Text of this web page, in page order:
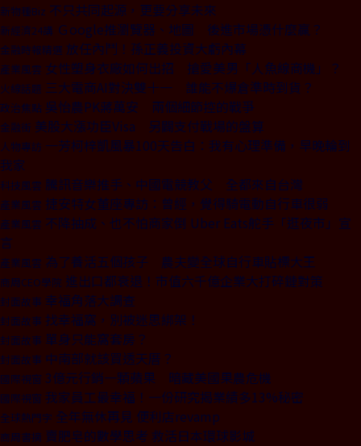
新物種Biz 不只共同起源，更要分享未來
新經濟24講 Ｇoogle推瀏覽器、地圖 後進市場憑什麼贏？
金融時報精選 放任內鬥！孫正義投資大虧內幕
產業風雲 女性塑身衣廠如何出招 搶愛美男「人魚線商機」？
火線話題 三大電商AI對決雙十一 誰能不爆倉準時到貨？
政治焦點 吳怡農PK蔣萬安 兩個細節控的戰爭
金融街 美股大漲功臣Visa 另闢支付戰場的盤算
人物專訪 一芳柯梓凱風暴100天告白：我有心理準備，早晚輪到
我家
科技風雲 騰訊音樂推手、中國電競教父 全都來自台灣
產業風雲 捷安特女董座專訪：曾經，覺得騎電動自行車很弱
產業風雲 不降抽成、也不怕商家倒 Uber Eats舵手「逛夜市」宣
言
產業風雲 為了養活五個孩子 農夫變全球自行車貼標大王
商周CEO學院 進出口都衰退！市值六千億企業大打碎鏈對策
封面故事 幸福角落大調查
封面故事 找幸福窩，別被迷思綁架！
封面故事 單身只能窩套房？
封面故事 中南部就該買透天厝？
國際視窗 3億元行銷一顆蘋果 暗藏美國果農危機
國際視窗 我家員工最幸福！一份研究揭業績多13%秘密
全球熱門字 全年無休再見 便利店revamp
商周書摘 賣肥皂的數學思考 救活日本環球影城